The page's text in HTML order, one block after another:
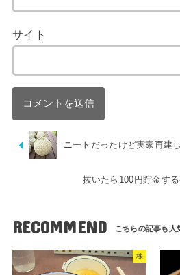
サイト
ニートだったけど実家再建
抜いたら100円貯金す
RECOMMEND
株